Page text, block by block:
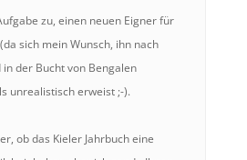
zu, einen neuen Eigner für
sich mein Wunsch, ihn nach
der Bucht von Bengalen
unrealistisch erweist ;-).
ob das Kieler Jahrbuch eine